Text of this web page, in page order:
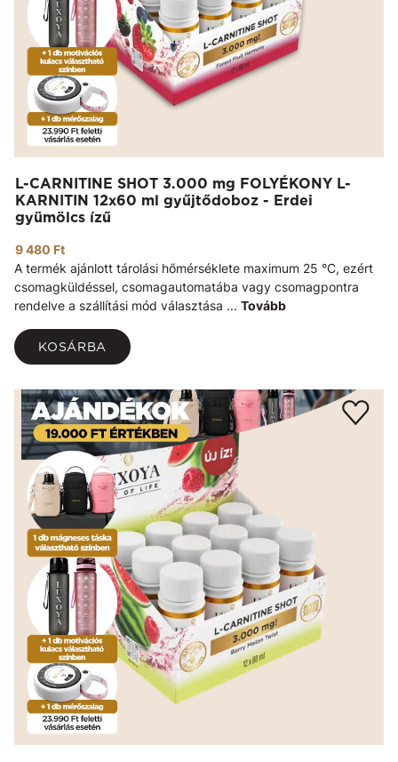
L-CARNITINE SHOT 3.000 mg FOLYÉKONY L-
KARNITIN 12x60 ml gyűjtődoboz - Erdei
gyümölcs ízű
9 480 Ft
A termék ajánlott tárolási hőmérséklete maximum 25 °C, ezért
csomagküldéssel, csomagautomatába vagy csomagpontra
rendelve a szállítási mód választása ... Tovább
KOSÁRBA